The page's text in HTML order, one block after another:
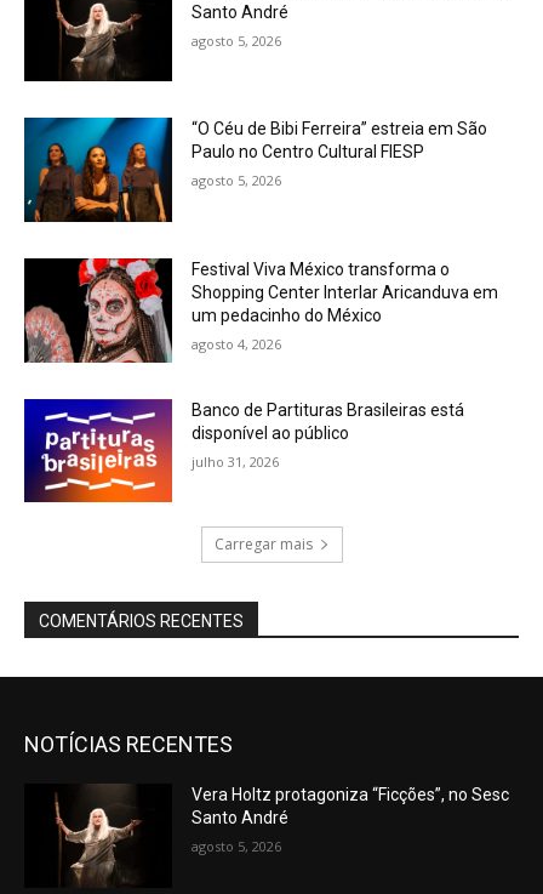
Santo André
agosto 5, 2026
“O Céu de Bibi Ferreira” estreia em São
Paulo no Centro Cultural FIESP
agosto 5, 2026
Festival Viva México transforma o
Shopping Center Interlar Aricanduva em
um pedacinho do México
agosto 4, 2026
Banco de Partituras Brasileiras está
disponível ao público
julho 31, 2026
Carregar mais
COMENTÁRIOS RECENTES
NOTÍCIAS RECENTES
Vera Holtz protagoniza “Ficções”, no Sesc
Santo André
agosto 5, 2026